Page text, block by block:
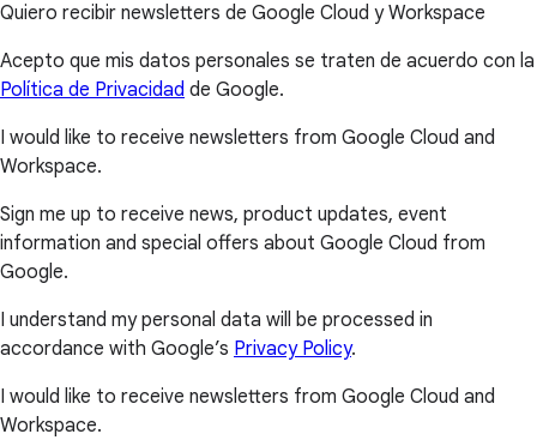
Quiero recibir newsletters de Google Cloud y Workspace
Acepto que mis datos personales se traten de acuerdo con la
Política de Privacidad de Google.
I would like to receive newsletters from Google Cloud and
Workspace.
Sign me up to receive news, product updates, event
information and special offers about Google Cloud from
Google.
I understand my personal data will be processed in
accordance with Google’s Privacy Policy.
I would like to receive newsletters from Google Cloud and
Workspace.